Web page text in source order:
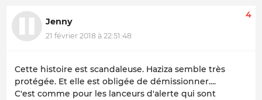
Jenny
21 février 2018 à 22:51:48
4
Cette histoire est scandaleuse. Haziza semble très
protégée. Et elle est obligée de démissionner....
C'est comme pour les lanceurs d'alerte qui sont